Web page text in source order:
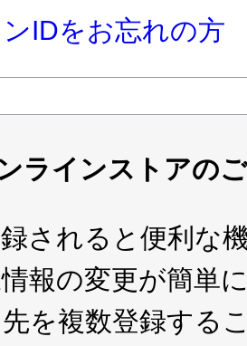
IDをお忘れの方
ラインストアの
されると便利な
報の変更が簡単
を複数登録する